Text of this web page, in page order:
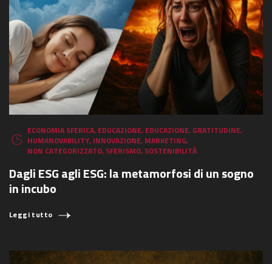
ECONOMIA SFERICA, EDUCAZIONE, EDUCAZIONE, GRATITUDINE,
HUMANOVABILITY, INNOVAZIONE, MARKETING,
NON CATEGORIZZATO, SFERISMO, SOSTENIBILITÀ
Dagli ESG agli ESG: la metamorfosi di un sogno
in incubo
Leggi tutto